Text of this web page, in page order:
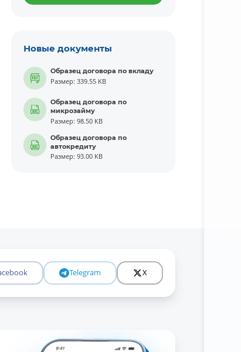
Новые документы
Образец договора по вкладу
Размер: 339.55 KB
Образец договора по
микрозайму
Размер: 98.50 KB
Образец договора по
автокредиту
Размер: 93.00 KB
Telegram X